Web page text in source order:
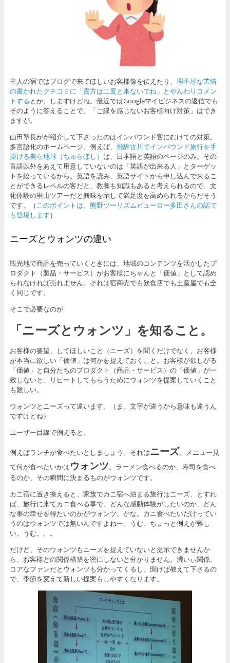
主人の宿ではブログで来てほしいお客様像を伝えたり、 理不尽な苦情
の書かれたクチコミに「貴方は二度と来ないでね」とやんわりコメン
トするとか、しますけどね。最近ではGoogleマイビジネスの返信でも
そのように答えることで、「ご縁を感じないお客様向け対策」はでき
ますが。
山田塾長がが紹介して下さったのはインバウンド客にむけての対策。
多言語化のホームページ。例えば、 飛騨古川でインバウンド旅行を手
掛ける美ら地球（ちゅらぼし） は、日本語と英語のページのみ。その
言語以外をあえて用意していないのは「英語が出来る人」とターゲッ
トを絞っているから。英語を読み、英語サイトから申し込んで来るこ
とができるレベルの客だと、教養も知識もあると考えられるので、文
化体験の里山ツアーだと興味を示して満足度を高められるからだそう
です。（このポイントは、熊野ツーリズムビューロー多田さんの話で
も登場します）
ニーズとウォンツの違い
観光地で商品を売っていくときには、地域のコンテンツを活かしたプ
ロダクト（製品・サービス）がお客様にちゃんと「価値」として認め
られなければ売れません。それは宿商売でも飲食店でも土産屋でも全
く同じです。
そこで必要なのが
「ニーズとウォンツ」を知ること。
お客様の要望、してほしいこと（ニーズ）を聞くだけでなく、お客様
が本当に欲しい「価値」は何かを捉えておくこと。お客様が欲しがる
「価値」と自分たちのプロダクト（商品・サービス）の「価値」が一
致しないと、リピートしてもらうためにウォンツを提案していくこと
も難しい。
ウォンツとニーズって違います。（ま、文字が違うから意味も違うん
ですけどね）
ユーザー目線で例えると、
例えばランチが食べたいとしましょう。それはニーズ。メニュー見
て何が食べたいかはウォンツ。ラーメン食べるのか、寿司を食べ
るのか、その瞬間に決まるものがウォンツです。
カニ宿に置き換えると、家族でカニ宿へ泊まる旅行はニーズ、とすれ
ば、旅行に来てカニ食べる事で、どんな感動体験がしたいのか、どん
な事の幸せを得たいのかがウォンツ、かな。カニ食べたいだけってい
うのはウォンツでは無いんですよねー。うむ、ちょっと例えが難し
い。うむ。。。
だけど、そのウォンツもニーズを捉えていないと提示できませんか
ら、お客様との関係構築を密にしないと分かりません。濃いぃ関係、
コアなファンだとウォンツも分かってくるし、聞けば教えて下さるの
で、季節を変えて新しい提案もしやすくなります。